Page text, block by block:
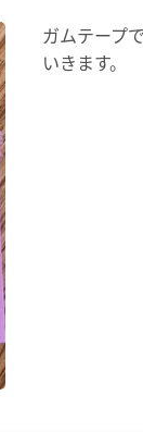
ガムテープ
いきます。